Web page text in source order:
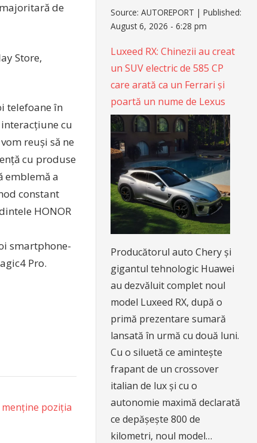
de
Store,
telefoane în
cu
reuși să ne
cu produse
emblemă a
constant
HONOR
smartphone-
Pro.
poziția
Source:AUTOREPORT |Published:
August 6, 2026 - 6:28 pm
Luxeed RX: Chinezii au creat
un SUV electric de 585 CP
care arată ca un Ferrari și
poartă un nume de Lexus
Producătorul auto Chery și
gigantul tehnologic Huawei
au dezvăluit complet noul
model Luxeed RX, după o
primă prezentare sumară
lansată în urmă cu două luni.
Cu o siluetă ce amintește
frapant de un crossover
italian de lux și cu o
autonomie maximă declarată
ce depășește 800 de
kilometri, noul model…